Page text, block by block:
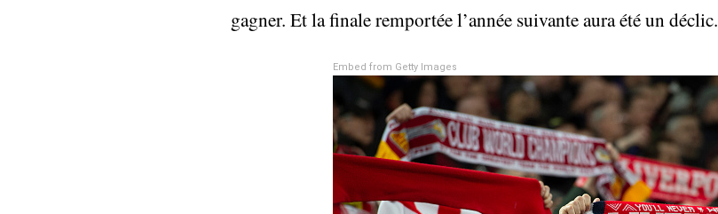
gagner. Et la finale remportée l’année suivante aura été un déclic.
Embed from Getty Images